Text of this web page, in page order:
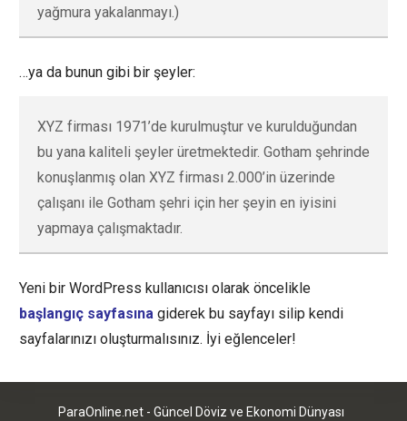
yağmura yakalanmayı.)
…ya da bunun gibi bir şeyler:
XYZ firması 1971’de kurulmuştur ve kurulduğundan
bu yana kaliteli şeyler üretmektedir. Gotham şehrinde
konuşlanmış olan XYZ firması 2.000’in üzerinde
çalışanı ile Gotham şehri için her şeyin en iyisini
yapmaya çalışmaktadır.
Yeni bir WordPress kullanıcısı olarak öncelikle
başlangıç sayfasına giderek bu sayfayı silip kendi
sayfalarınızı oluşturmalısınız. İyi eğlenceler!
ParaOnline.net - Güncel Döviz ve Ekonomi Dünyası